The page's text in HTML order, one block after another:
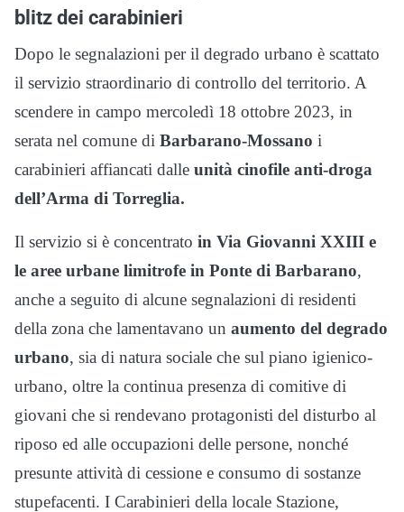
blitz dei carabinieri
Dopo le segnalazioni per il degrado urbano è scattato
il servizio straordinario di controllo del territorio. A
scendere in campo mercoledì 18 ottobre 2023, in
serata nel comune di Barbarano-Mossano i
carabinieri affiancati dalle unità cinofile anti-droga
dell’Arma di Torreglia.
Il servizio si è concentrato in Via Giovanni XXIII e
le aree urbane limitrofe in Ponte di Barbarano,
anche a seguito di alcune segnalazioni di residenti
della zona che lamentavano un aumento del degrado
urbano, sia di natura sociale che sul piano igienico-
urbano, oltre la continua presenza di comitive di
giovani che si rendevano protagonisti del disturbo al
riposo ed alle occupazioni delle persone, nonché
presunte attività di cessione e consumo di sostanze
stupefacenti. I Carabinieri della locale Stazione,